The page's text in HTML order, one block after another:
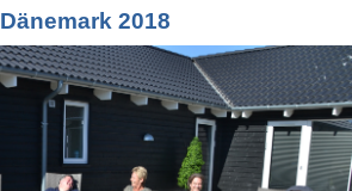
Dänemark 2018